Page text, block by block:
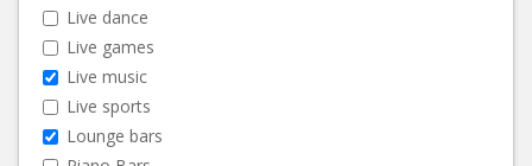
Live dance
Live games
Live music
Live sports
Lounge bars